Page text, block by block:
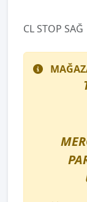
CL STOP SAĞ